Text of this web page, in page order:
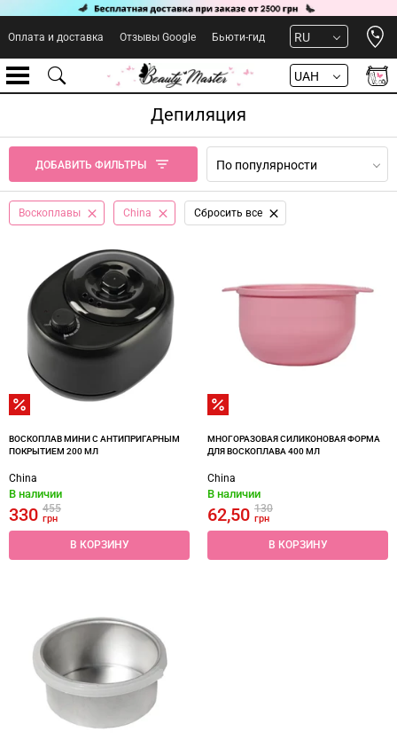
Оплата и доставка Отзывы Google Бьюти-гид RU
UAH
Депиляция
ДОБАВИТЬ ФИЛЬТРЫ По популярности
Воскоплавы China Сбросить все
ВОСКОПЛАВ МИНИ С АНТИПРИГАРНЫМ
ПОКРЫТИЕМ 200 МЛ
China
В наличии
330 455
грн
В КОРЗИНУ
МНОГОРАЗОВАЯ СИЛИКОНОВАЯ ФОРМА
ДЛЯ ВОСКОПЛАВА 400 МЛ
China
В наличии
62,50 130
грн
В КОРЗИНУ